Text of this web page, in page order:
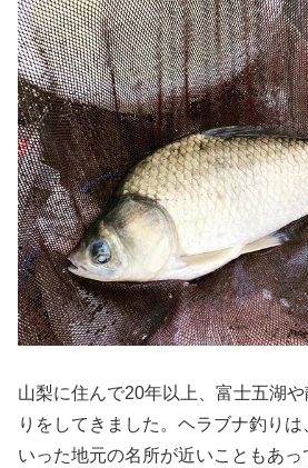
山梨に住んで20年以上、富士五湖
りをしてきました。ヘラブナ釣り
いった地元の名所が近いこともあ